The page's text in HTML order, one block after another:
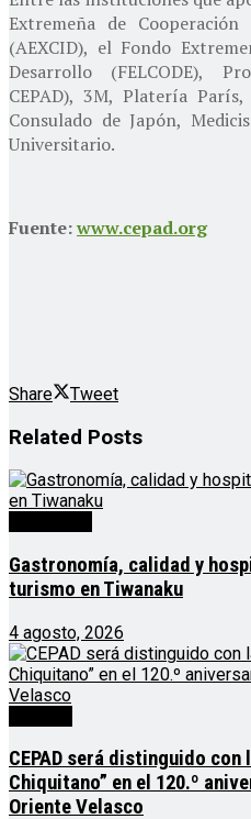
Extremeña de
(AEXCID), el Fondo
Desarrollo (FELCODE),
CEPAD), 3M, Platería París,
Consulado de Japón,
Universitario.
Fuente:www.cepad.org
Share Tweet
Related Posts
Gastronomía, calidad y
turismo en Tiwanaku
4 agosto, 2026
CEPAD será distinguido
Chiquitano” en el 120.º
Oriente Velasco